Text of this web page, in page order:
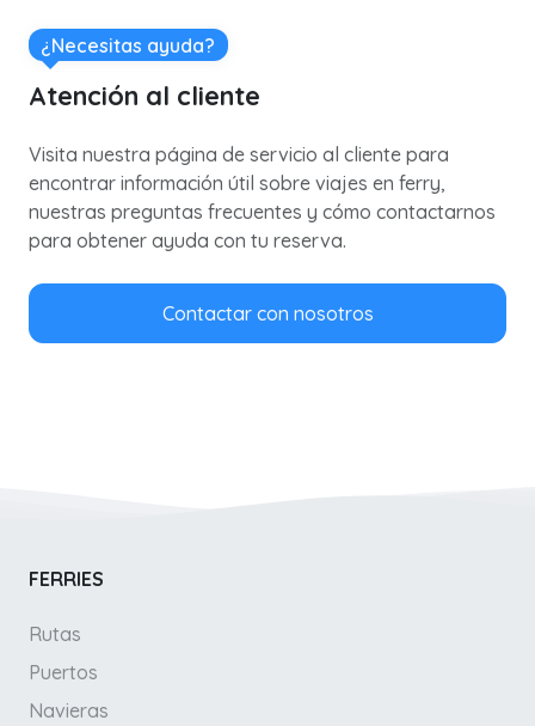
¿Necesitas ayuda?
Atención al cliente
Visita nuestra página de servicio al cliente para
encontrar información útil sobre viajes en ferry,
nuestras preguntas frecuentes y cómo contactarnos
para obtener ayuda con tu reserva.
Contactar con nosotros
FERRIES
Rutas
Puertos
Navieras